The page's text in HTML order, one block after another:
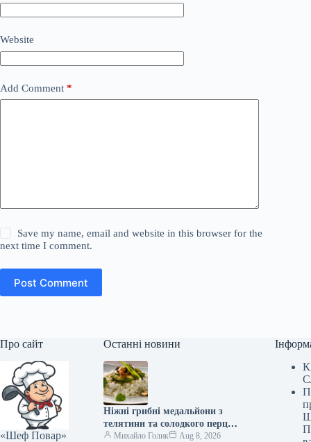
Website
Add Comment *
Save my name, email and website in this browser for the
next time I comment.
Post Comment
Про сайт
«Шеф Повар»
Останні новини
Ніжні грибні медальйони з
телятини та солодкого перцю:
покроковий рецепт із фото
Михайло Голик Aug 8, 2026